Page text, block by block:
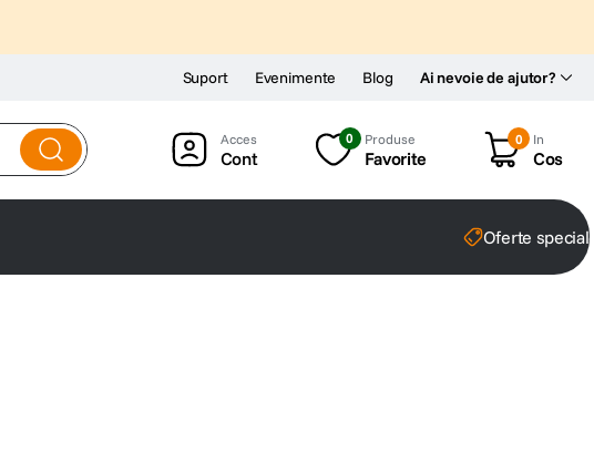
Ai nevoie de ajutor?
Suport Evenimente Blog
Cont
0 Produse
Favorite
0 In
Cos
Oferte